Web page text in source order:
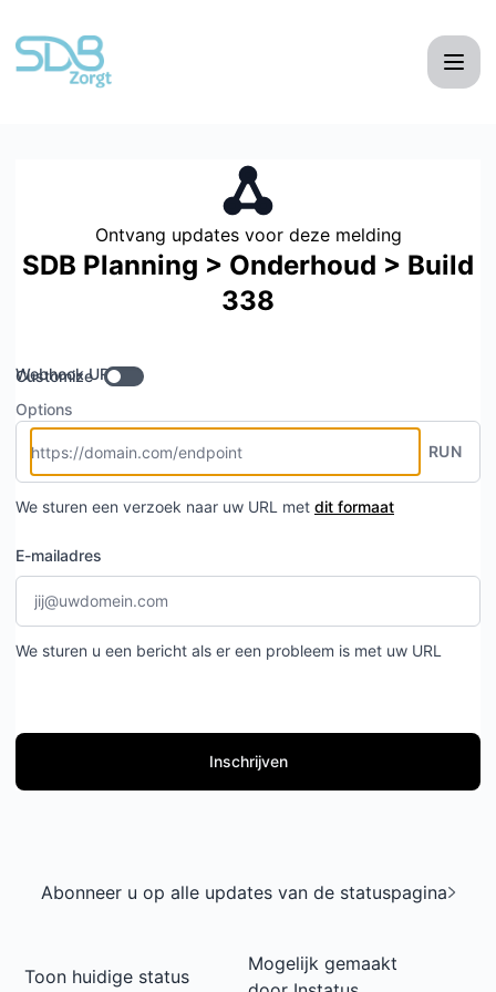
Ontvang updates voor deze melding
SDB Planning > Onderhoud > Build
338
Webhook URL
Customize
Options
RUN
We sturen een verzoek naar uw URL met dit formaat
E-mailadres
We sturen u een bericht als er een probleem is met uw URL
Inschrijven
Abonneer u op alle updates van de statuspagina
Toon huidige status
Mogelijk gemaakt